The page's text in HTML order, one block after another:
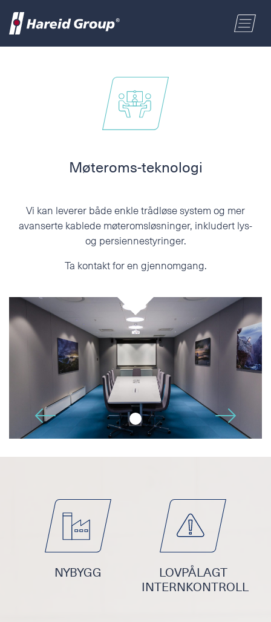
MARITIM
ENGLISH
POLSKI
E-post
Tilleggsinformasjon
Jeg godtar personvernerklæringen
Møteroms-teknologi
Vi kan leverer både enkle trådløse system og mer
avanserte kablede møteromsløsninger, inkludert lys-
og persiennestyringer.
Ta kontakt for en gjennomgang.
🡠
NYBYGG
LOVPÅLAGT
INTERNKONTROLL